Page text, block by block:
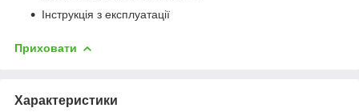
Інструкція з експлуатації
Приховати
Характеристики